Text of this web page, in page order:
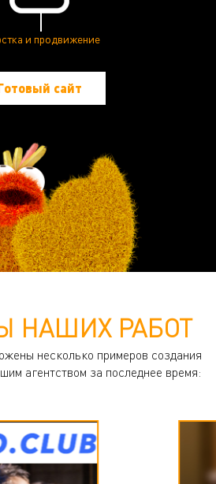
и продвижение
сайт
НАШИХ РАБОТ
несколько примеров создания
агентством за последнее время: